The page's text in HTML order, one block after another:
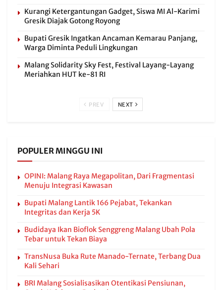
Kurangi Ketergantungan Gadget, Siswa MI Al-Karimi
Gresik Diajak Gotong Royong
Bupati Gresik Ingatkan Ancaman Kemarau Panjang,
Warga Diminta Peduli Lingkungan
Malang Solidarity Sky Fest, Festival Layang-Layang
Meriahkan HUT ke-81 RI
PREV NEXT
POPULER MINGGU INI
OPINI: Malang Raya Megapolitan, Dari Fragmentasi
Menuju Integrasi Kawasan
Bupati Malang Lantik 166 Pejabat, Tekankan
Integritas dan Kerja 5K
Budidaya Ikan Bioflok Senggreng Malang Ubah Pola
Tebar untuk Tekan Biaya
TransNusa Buka Rute Manado-Ternate, Terbang Dua
Kali Sehari
BRI Malang Sosialisasikan Otentikasi Pensiunan,